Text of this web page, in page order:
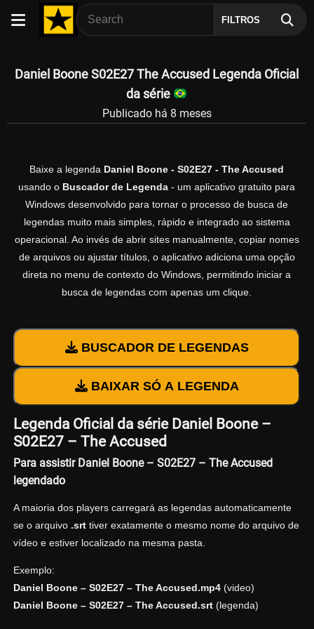
FILTROS
Daniel Boone S02E27 The Accused Legenda Oficial
da série
Publicado há 8 meses
Baixe a legenda Daniel Boone - S02E27 - The Accused
usando o Buscador de Legenda - um aplicativo gratuito para
Windows desenvolvido para tornar o processo de busca de
legendas muito mais simples, rápido e integrado ao sistema
operacional. Ao invés de abrir sites manualmente, copiar nomes
de arquivos ou ajustar títulos, o aplicativo adiciona uma opção
direta no menu de contexto do Windows, permitindo iniciar a
busca de legendas com apenas um clique.
BUSCADOR DE LEGENDAS
BAIXAR SÓ A LEGENDA
Legenda Oficial da série Daniel Boone –
S02E27 – The Accused
Para assistir Daniel Boone – S02E27 – The Accused
legendado
A maioria dos players carregará as legendas automaticamente
se o arquivo .srttiver exatamente o mesmo nome do arquivo de
vídeo e estiver localizado na mesma pasta.
Exemplo:
Daniel Boone – S02E27 – The Accused.mp4(video)
Daniel Boone – S02E27 – The Accused.srt(legenda)